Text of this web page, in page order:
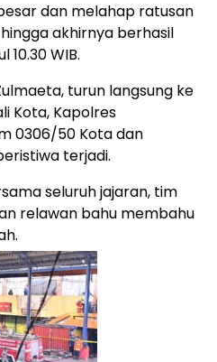
dan melahap ratusan
akhirnya berhasil
WIB.
turun langsung ke
Kota, Kapolres
0306/50 Kota dan
terjadi.
seluruh jajaran, tim
relawan bahu membahu